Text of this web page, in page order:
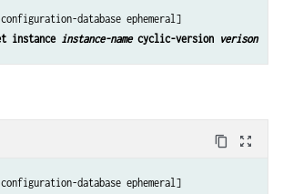
database ephemeral]
instance instance-name cyclic-version verison
content_copy zoom_out_map
database ephemeral]